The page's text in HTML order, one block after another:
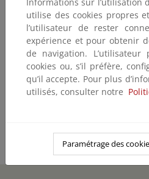
Predicción para los días 21,
Predicción para el día 20 de
Predicción para el día 19 de
Predicción para el día 18 de
Predicción para el día 17 de
utilise des cookies propres
l’utilisateur de rester
expérience et pour obtenir
de navigation.
cookies ou, s’il préfère,
qu’il accepte. Pour plus
utilisés, consulter notre
Paramétrage des